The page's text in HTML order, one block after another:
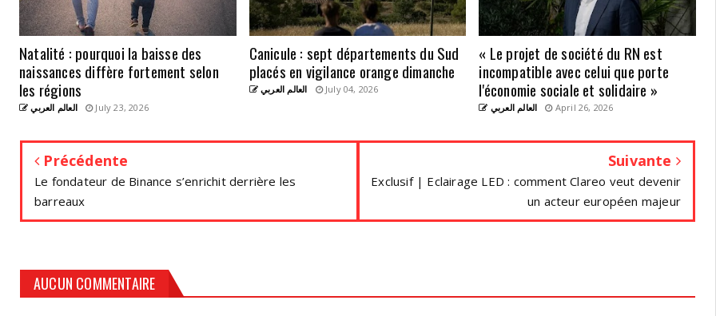
Natalité : pourquoi la baisse des
naissances diffère fortement selon
les régions
العالم العربي July 23, 2026
Canicule : sept départements du Sud
placés en vigilance orange dimanche
العالم العربي July 04, 2026
« Le projet de société du RN est
incompatible avec celui que porte
l'économie sociale et solidaire »
العالم العربي April 26, 2026
Précédente
Le fondateur de Binance s’enrichit derrière les
barreaux
Suivante
Exclusif | Eclairage LED : comment Clareo veut devenir
un acteur européen majeur
AUCUN COMMENTAIRE